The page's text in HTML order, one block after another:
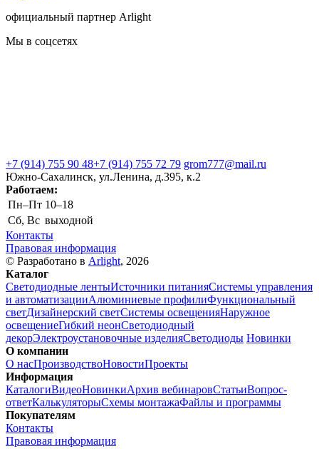
официальный партнер Arlight
Мы в соцсетях
+7 (914) 755 90 48+7 (914) 755 72 79 grom777@mail.ru
Южно-Сахалинск, ул.Ленина, д.395, к.2
Работаем:
Пн–Пт 10–18
Сб, Вс выходной
Контакты
Правовая информация
© Разработано в Arlight, 2026
Каталог
Светодиодные лентыИсточники питанияСистемы управления
и автоматизацииАлюминиевые профилиФункциональный
светДизайнерский светСистемы освещенияНаружное
освещениеГибкий неонСветодиодный
декорЭлектроустановочные изделияСветодиоды Новинки
О компании
О насПроизводствоНовостиПроекты
Информация
КаталогиВидеоНовинкиАрхив вебинаровСтатьиВопрос-
ответКалькуляторыСхемы монтажаФайлы и программы
Покупателям
Контакты
Правовая информация